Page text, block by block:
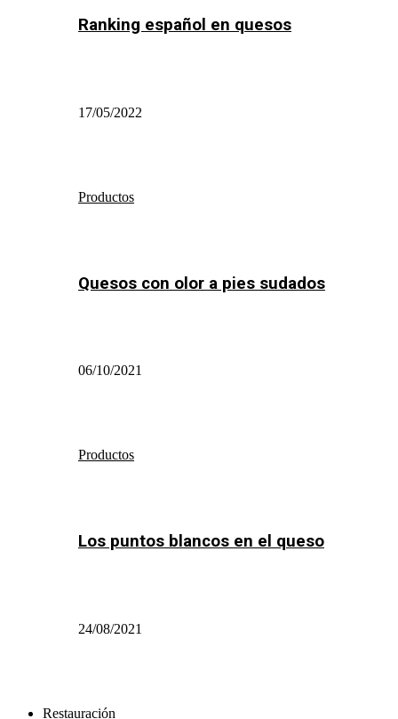
Ranking español en quesos
17/05/2022
Productos
Quesos con olor a pies sudados
06/10/2021
Productos
Los puntos blancos en el queso
24/08/2021
Restauración